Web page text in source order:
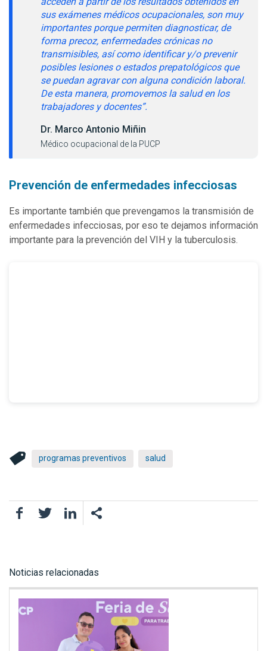
sus exámenes médicos ocupacionales, son muy
importantes porque permiten diagnosticar, de
forma precoz, enfermedades crónicas no
transmisibles, así como identificar y/o prevenir
posibles lesiones o estados prepatológicos que
se puedan agravar con alguna condición laboral.
De esta manera, promovemos la salud en los
trabajadores y docentes”.
Dr. Marco Antonio Miñin
Médico ocupacional de la PUCP
Prevención de enfermedades infecciosas
Es importante también que prevengamos la transmisión de
enfermedades infecciosas, por eso te dejamos información
importante para la prevención del VIH y la tuberculosis.
programas preventivos salud
FacebookTwitter LinkedIn
Noticias relacionadas